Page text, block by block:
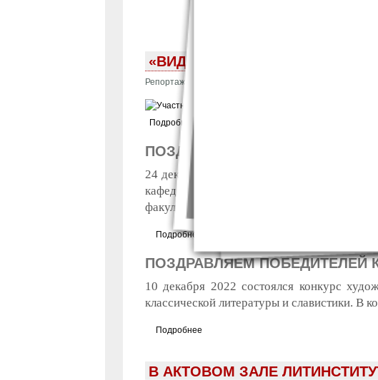
«ВИДЕО-КЛАСС!» – 2022:
Репортаж
Подробнее
ПОЗДРАВЛЯЕМ ПОБЕДИТЕЛЕЙ
24 декабря 2022 были подведены итоги
кафедрой русской классической
факультетов и ВЛК.
Подробнее
ПОЗДРАВЛЯЕМ ПОБЕДИТЕЛЕЙ
10 декабря 2022 состоялся конкурс
классической литературы и славистики. В
Подробнее
В АКТОВОМ ЗАЛЕ